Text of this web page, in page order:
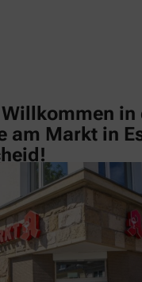
in
am Markt in